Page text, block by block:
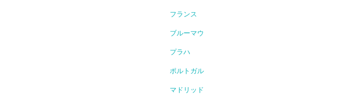
フランス
ブルーマウ
プラハ
ポルトガル
マドリッド